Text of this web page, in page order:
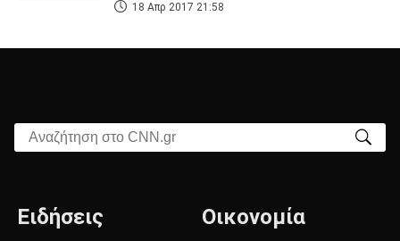
18 Απρ 2017 21:58
Αναζήτηση στο CNN.gr
Ειδήσεις Οικονομία